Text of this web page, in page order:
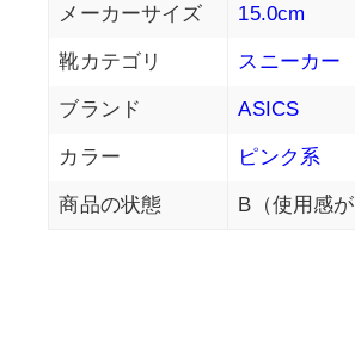
メーカーサイズ 15.0cm
靴カテゴリ スニーカー
ブランド ASICS
カラー ピンク系
商品の状態 B（使用感が